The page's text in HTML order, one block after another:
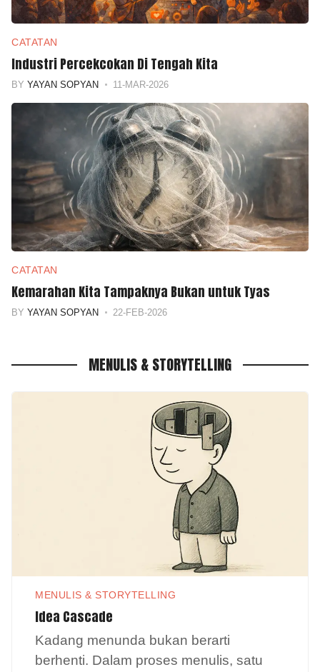
CATATAN
Industri Percekcokan Di Tengah Kita
BY YAYAN SOPYAN 11-MAR-2026
CATATAN
Kemarahan Kita Tampaknya Bukan untuk Tyas
BY YAYAN SOPYAN 22-FEB-2026
MENULIS & STORYTELLING
MENULIS & STORYTELLING
Idea Cascade
Kadang menunda bukan berarti
berhenti. Dalam proses menulis, satu